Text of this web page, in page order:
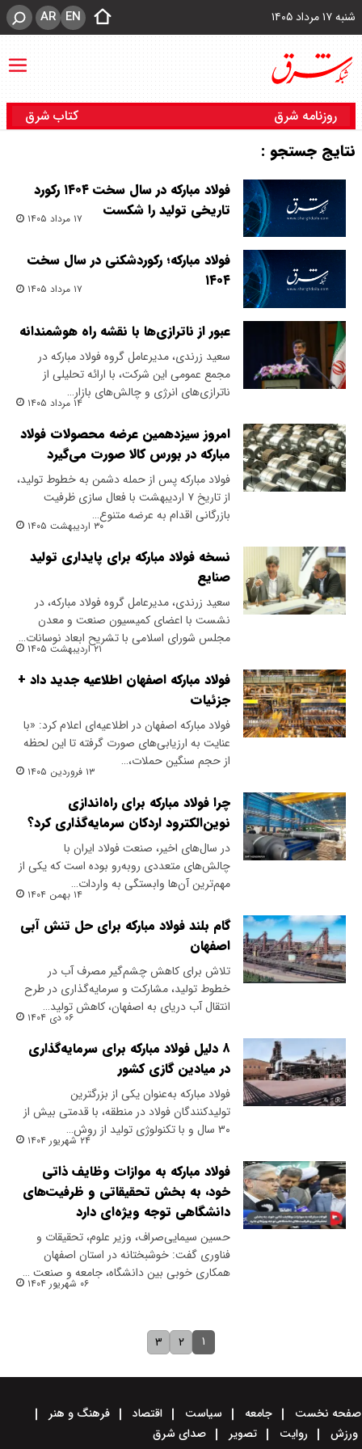
شنبه ۱۷ مرداد ۱۴۰۵ EN
AR
روزنامه شرق کتاب شرق
نتایج جستجو :
فولاد مبارکه در سال سخت ۱۴۰۴ رکورد
تاریخی تولید را شکست
۱۷ مرداد ۱۴۰۵
فولاد مبارکه؛ رکوردشکنی در سال سخت
۱۴۰۴
۱۷ مرداد ۱۴۰۵
عبور از ناترازی‌ها با نقشه راه هوشمندانه
سعید زرندی، مدیرعامل گروه فولاد مبارکه در
مجمع عمومی این شرکت، با ارائه تحلیلی از
ناترازی‌های انرژی و چالش‌های بازار…
۱۴ مرداد ۱۴۰۵
امروز سیزدهمین عرضه محصولات فولاد
مبارکه در بورس کالا صورت می‌گیرد
فولاد مبارکه پس از حمله دشمن به خطوط تولید،
از تاریخ ۷ اردیبهشت با فعال سازی ظرفیت
بازرگانی اقدام به عرضه متنوع…
۳۰ اردیبهشت ۱۴۰۵
نسخه فولاد مبارکه برای پایداری تولید
صنایع
سعید زرندی، مدیرعامل گروه فولاد مبارکه، در
نشست با اعضای کمیسیون صنعت و معدن
مجلس شورای اسلامی با تشریح ابعاد نوسانات…
۲۱ اردیبهشت ۱۴۰۵
فولاد مبارکه اصفهان اطلاعیه جدید داد +
جزئیات
فولاد مبارکه اصفهان در اطلاعیه‌ای اعلام کرد: «با
عنایت به ارزیابی‌های صورت گرفته تا این لحظه
از حجم سنگین حملات،…
۱۳ فروردین ۱۴۰۵
چرا فولاد مبارکه برای راه‌اندازی
نوین‌الکترود اردکان سرمایه‌گذاری کرد؟
در سال‌های اخیر، صنعت فولاد ایران با
چالش‌های متعددی روبه‌رو بوده است که یکی از
مهم‌ترین آن‌ها وابستگی به واردات…
۱۴ بهمن ۱۴۰۴
گام بلند فولاد مبارکه برای حل تنش آبی
اصفهان
تلاش برای کاهش چشم‌گیر مصرف آب در
خطوط تولید، مشارکت و سرمایه‌گذاری در طرح
‌انتقال آب دریای به اصفهان، کاهش تولید…
۰۶ دی ۱۴۰۴
۸ دلیل فولاد مبارکه برای سرمایه‌گذاری
در میادین گازی کشور
فولاد مبارکه به‌عنوان یکی از بزرگترین
تولیدکنندگان فولاد در منطقه، با قدمتی بیش از
۳۰ سال و با تکنولوژی تولید از روش…
۲۴ شهریور ۱۴۰۴
فولاد مبارکه به موازات وظایف ذاتی
خود، به بخش تحقیقاتی و ظرفیت‌های
دانشگاهی توجه ویژه‌ای دارد
حسین سیمایی‌صراف، وزیر علوم، تحقیقات و
فناوری گفت: خوشبختانه در استان اصفهان
همکاری خوبی بین دانشگاه، جامعه و صنعت …
۰۶ شهریور ۱۴۰۴
۱ ۲ ۳
صفحه نخست جامعه سیاست اقتصاد
فرهنگ و هنر
ورزش
روایت تصویر صدای شرق